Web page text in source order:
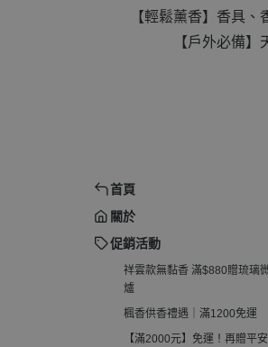
盤香爐
無黏香全品項 滿
臥香盒
【限時免運】手串
【輕鬆薰香】香具、
淨香粉爐
收納罐、分裝管
【戶外必備】
首頁
關於
促銷活動
祥雲款無黏香 滿$880贈琉璃
爐
楓香供香禮遇｜滿1200免運
【滿2000元】免運！再贈平安